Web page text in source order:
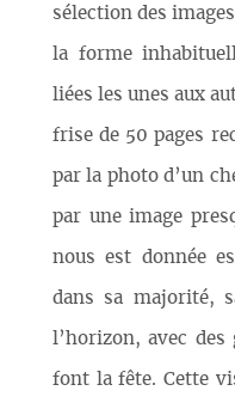
sélection des
la forme
liées les unes aux
frise de 50 pages
par la photo d’un
par une image
nous est donnée
dans sa majorité,
l’horizon, avec
font la fête. Cette